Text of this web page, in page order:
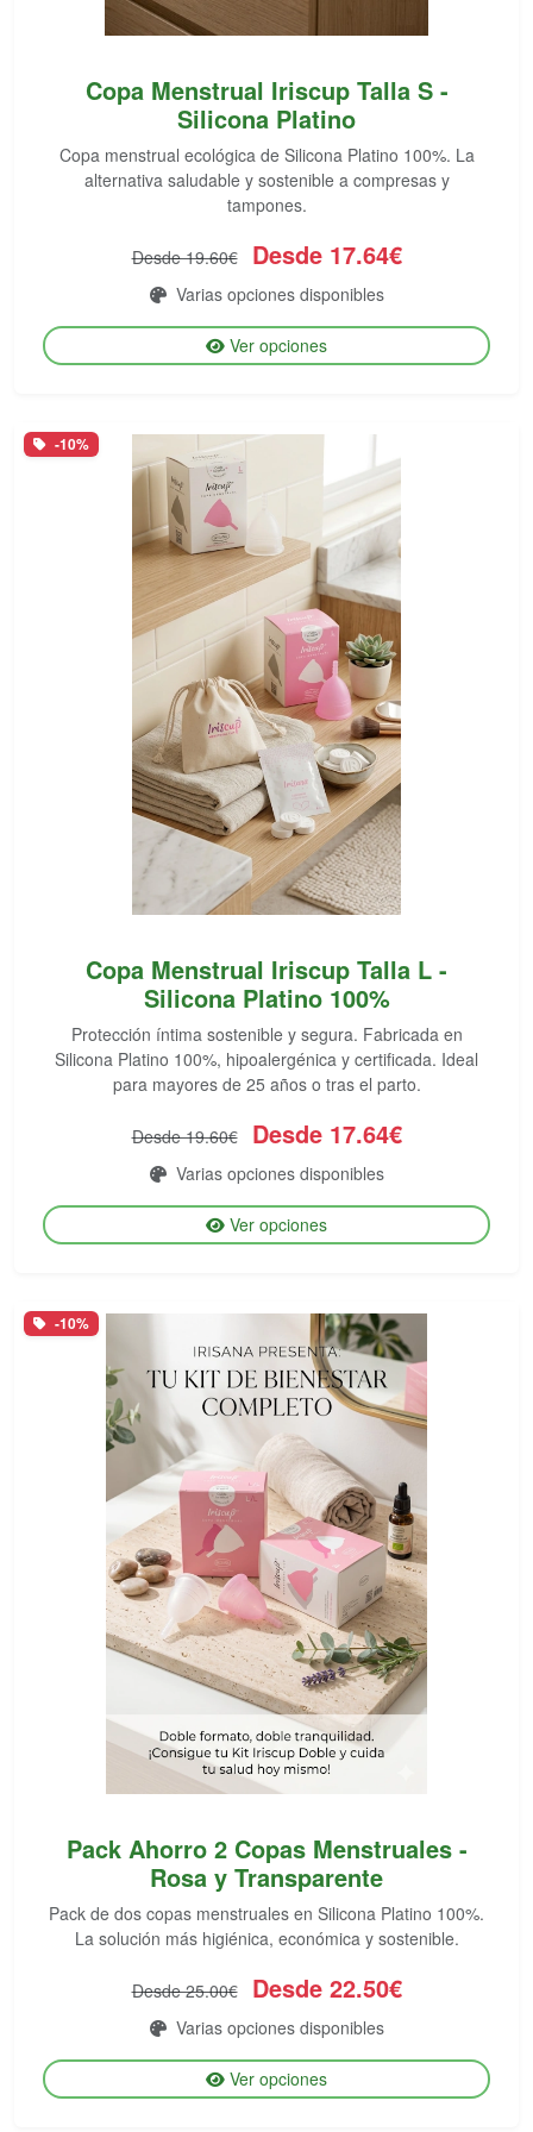
Copa Menstrual Iriscup Talla S -
Silicona Platino
Copa menstrual ecológica de Silicona Platino 100%. La
alternativa saludable y sostenible a compresas y
tampones.
Desde 19.60€ Desde 17.64€
Varias opciones disponibles
Ver opciones
-10%
Copa Menstrual Iriscup Talla L -
Silicona Platino 100%
Protección íntima sostenible y segura. Fabricada en
Silicona Platino 100%, hipoalergénica y certificada. Ideal
para mayores de 25 años o tras el parto.
Desde 19.60€ Desde 17.64€
Varias opciones disponibles
Ver opciones
-10%
Pack Ahorro 2 Copas Menstruales -
Rosa y Transparente
Pack de dos copas menstruales en Silicona Platino 100%.
La solución más higiénica, económica y sostenible.
Desde 25.00€ Desde 22.50€
Varias opciones disponibles
Ver opciones